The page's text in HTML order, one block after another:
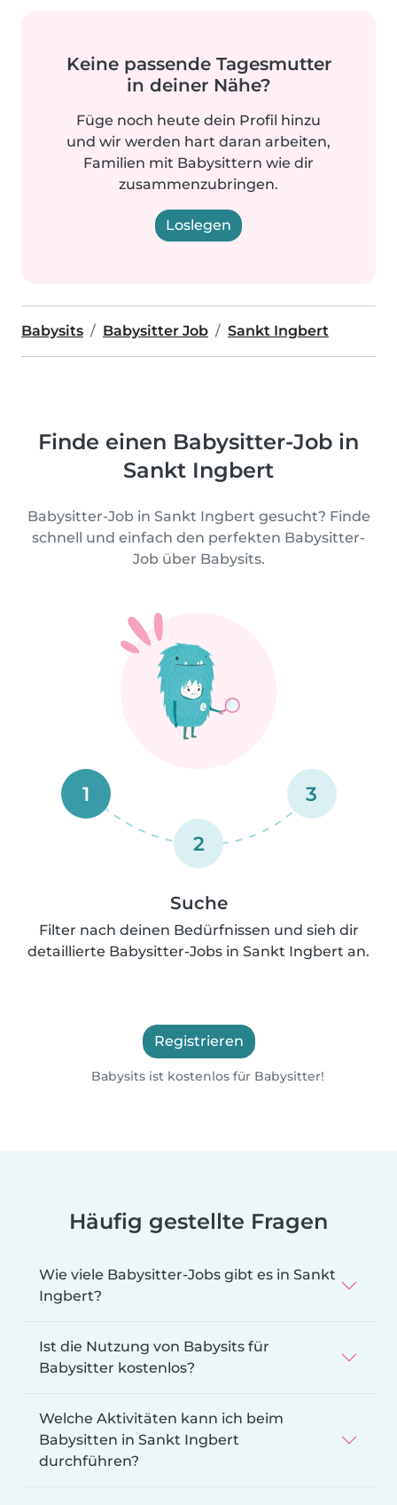
Keine passende Tagesmutter
in deiner Nähe?
Füge noch heute dein Profil hinzu
und wir werden hart daran arbeiten,
Familien mit Babysittern wie dir
zusammenzubringen.
Loslegen
Babysits Babysitter Job Sankt Ingbert
Finde einen Babysitter-Job in
Sankt Ingbert
Babysitter-Job in Sankt Ingbert gesucht? Finde
schnell und einfach den perfekten Babysitter-
Job über Babysits.
1
2
3
Suche
Filter nach deinen Bedürfnissen und sieh dir
detaillierte Babysitter-Jobs in Sankt Ingbert an.
Registrieren
Babysits ist kostenlos für Babysitter!
Häufig gestellte Fragen
Wie viele Babysitter-Jobs gibt es in Sankt
Ingbert?
Ist die Nutzung von Babysits für
Babysitter kostenlos?
Welche Aktivitäten kann ich beim
Babysitten in Sankt Ingbert
durchführen?